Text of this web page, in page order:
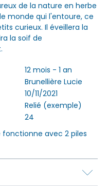
de la nature en herbe
monde qui l'entoure, ce
curieux. Il éveillera la
la soif de
12 mois - 1 an
Brunellière Lucie
10/11/2021
Relié (exemple)
24
fonctionne avec 2 piles